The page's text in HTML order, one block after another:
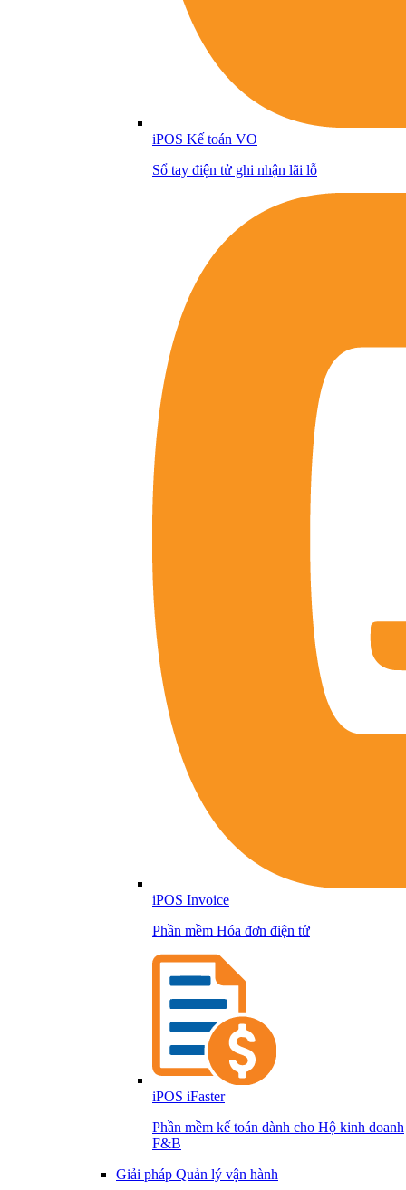
iPOS Kế toán VO
Sổ tay điện tử ghi nhận lãi lỗ
iPOS Invoice
Phần mềm Hóa đơn điện tử
iPOS iFaster
Phần mềm kế toán dành cho Hộ kinh doanh
F&B
Giải pháp Quản lý vận hành